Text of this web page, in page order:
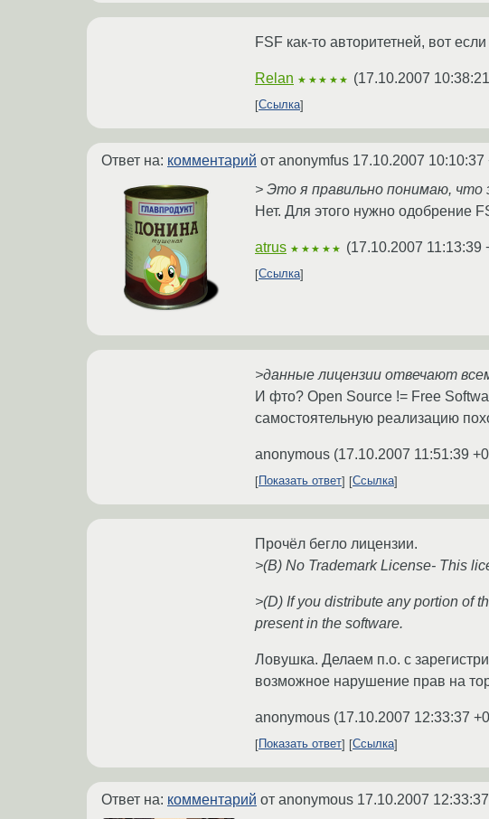
FSF как-то авторитетней, вот
Relan ★★★★★ (17.10.2007
Ссылка
Ответ на: комментарий от anonymfus 17.10.2007 10:10:37
> Это я правильно понимаю, что
Нет. Для этого нужно одобрение
atrus ★★★★★ (17.10.2007 11:13:39
Ссылка
>данные лицензии отвечают
И фто? Open Source != Free
самостоятельную реализацию
anonymous (17.10.2007 11:51:39
Показать ответ Ссылка
Прочёл бегло лицензии.
>(B) No Trademark License- This
>(D) If you distribute any portion of
present in the software.
Ловушка. Делаем п.о. с
возможное нарушение прав на
anonymous (17.10.2007 12:33:37
Показать ответ Ссылка
Ответ на: комментарий от anonymous 17.10.2007